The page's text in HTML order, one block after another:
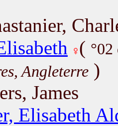
(
Angleterre )
James
Elisabeth